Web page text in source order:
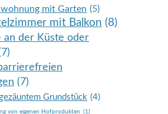
mit Garten (5)
mit Balkon (8)
an der Küste oder
(7)
Grundstück (4)
von eigenen Hofprodukten (1)